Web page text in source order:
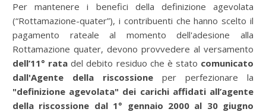
Per mantenere i benefici della definizione agevolata
(“Rottamazione-quater”), i contribuenti che hanno scelto il
pagamento rateale al momento dell'adesione alla
Rottamazione quater, devono provvedere al versamento
dell’11° rata del debito residuo che è stato comunicato
dall'Agente della riscossione per perfezionare la
"definizione agevolata" dei carichi affidati all’agente
della riscossione dal 1° gennaio 2000 al 30 giugno